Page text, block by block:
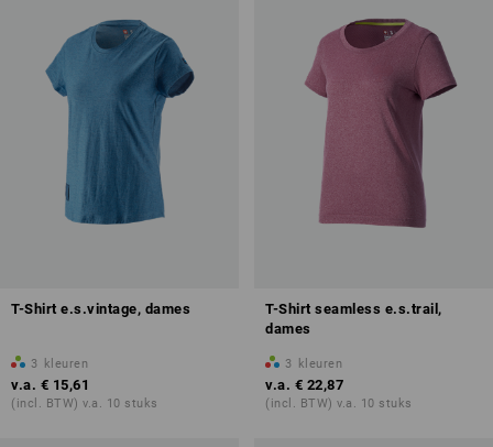
T-Shirt e.s.vintage, dames
3 kleuren
v.a. € 15,61
(incl. BTW) v.a. 10 stuks
T-Shirt seamless e.s.trail,
dames
3 kleuren
v.a. € 22,87
(incl. BTW) v.a. 10 stuks